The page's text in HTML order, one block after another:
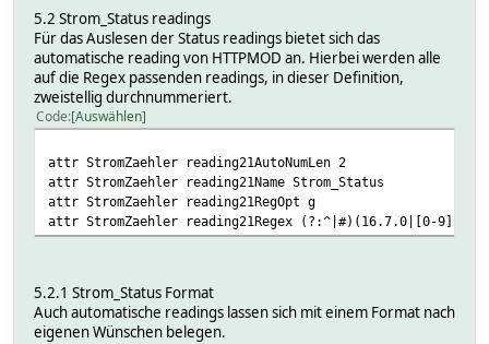
attr StromZaehler reading10Name Aktuell_Datum
attr StromZaehler reading10Regex
attr StromZaehler reading11Name Aktuell_Zeit
attr StromZaehler reading11Regex ((?=..:..:.. )..:..:..)
attr StromZaehler reading12Name DvLIR_Seriennummer
attr StromZaehler reading12Regex ((?<=\)\#)[0-9]{6})
attr StromZaehler reading13Name DvLIR_Firmware
5.2 Strom_Status readings
Für das Auslesen der Status readings bietet sich das
automatische reading von HTTPMOD an. Hierbei werden alle
auf die Regex passenden readings, in dieser Definition,
zweistellig durchnummeriert.
Code Auswählen
attr StromZaehler reading21AutoNumLen 2
attr StromZaehler reading21Name Strom_Status
attr StromZaehler reading21RegOpt g
attr StromZaehler reading21Regex (?:^|#)(16.7.0|[0-
5.2.1 Strom_Status Format
Auch automatische readings lassen sich mit einem Format nach
eigenen Wünschen belegen.